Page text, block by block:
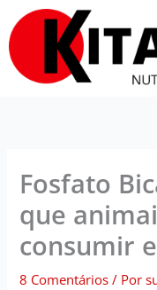
para
conteúdo
Fosfato
que
consumir
8 Comentários / Por